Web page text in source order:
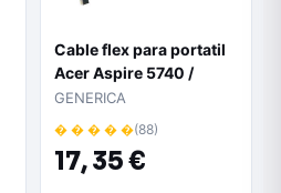
Cable flex para portatil
Acer Aspire 5740 /
5740g 50.pm901.001
GENERICA
� � � � �(88)
17,35 €